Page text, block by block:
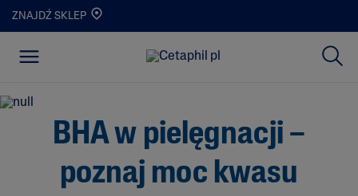
ZNAJDŹ SKLEP
BHA w pielęgnacji –
poznaj moc kwasu